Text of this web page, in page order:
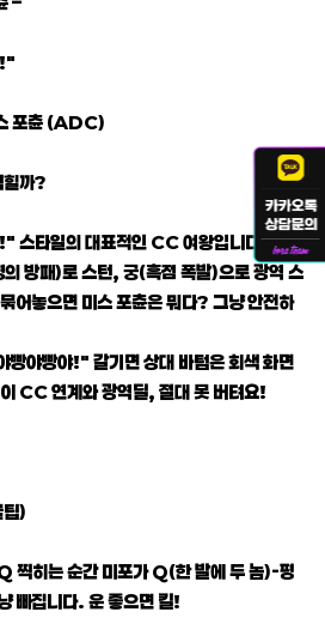
!"
포츈 (ADC)
힐까?
스타일의 대표적인 CC 여왕입니다. E(천
방패)로 스턴, 궁(흑점 폭발)으로 광역 스
어놓으면 미스 포츈은 뭐다? 그냥 안전하
야빵야!" 갈기면 상대 바텀은 회색 화면
CC 연계와 광역딜, 절대 못 버텨요!
팁)
히는 순간 미포가 Q(한 발에 두 놈)-평
빠집니다. 운 좋으면 킬!